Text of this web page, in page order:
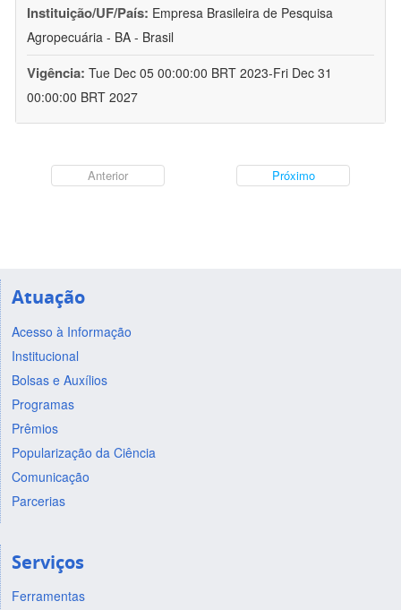
Instituição/UF/País: Empresa Brasileira de Pesquisa
Agropecuária - BA - Brasil
Vigência: Tue Dec 05 00:00:00 BRT 2023-Fri Dec 31
00:00:00 BRT 2027
Anterior Próximo
Atuação
Acesso à Informação
Institucional
Bolsas e Auxílios
Programas
Prêmios
Popularização da Ciência
Comunicação
Parcerias
Serviços
Ferramentas